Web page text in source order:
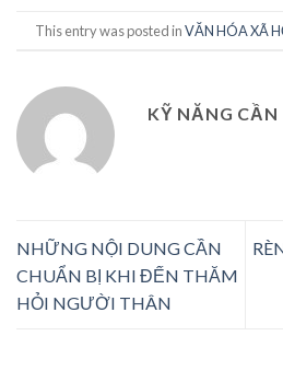
This entry was posted inVĂN HÓA XÃ
KỸ NĂNG CẦN
NHỮNG NỘI DUNG CẦN
CHUẨN BỊ KHI ĐẾN THĂM
HỎI NGƯỜI THÂN